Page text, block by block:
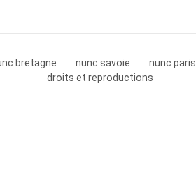
bretagne nunc savoie nunc paris
droits et reproductions